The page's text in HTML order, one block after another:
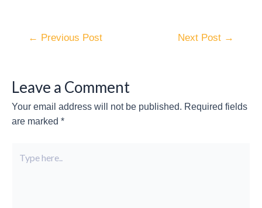
← Previous Post Next Post →
Leave a Comment
Your email address will not be published. Required fields
are marked *
here..